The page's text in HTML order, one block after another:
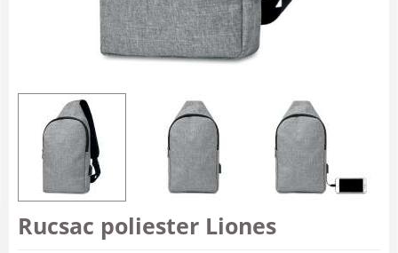
Rucsac poliester Liones